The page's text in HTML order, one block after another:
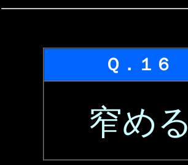
Ｑ．１６
窄める